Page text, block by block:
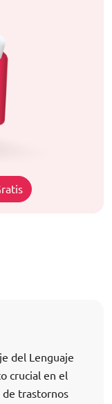
del Lenguaje
crucial en el
trastornos